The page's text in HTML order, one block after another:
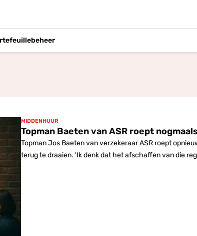
MIDDENHUUR
Topman Baeten van ASR roept
Topman Jos Baeten van verzekeraar ASR roept
terug te draaien. 'Ik denk dat het afschaffen van die